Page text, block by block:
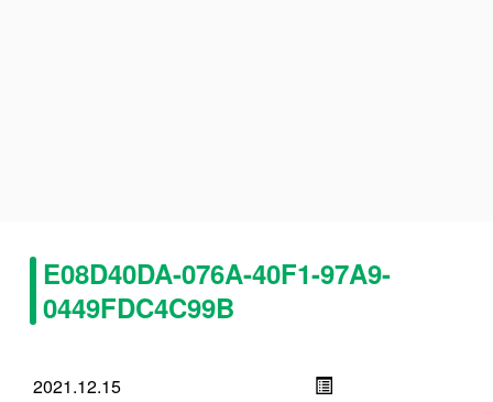
E08D40DA-076A-40F1-97A9-
0449FDC4C99B
2021.12.15